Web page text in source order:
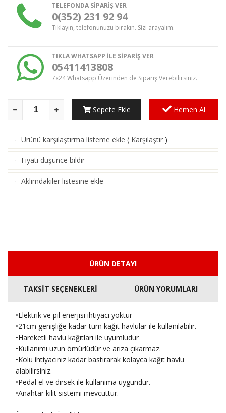
TELEFONDA SİPARİŞ VER
0(352) 231 92 94
Tıklayın, telefonunuzu bırakın. Sizi arayalım.
TIKLA WHATSAPP İLE SİPARİŞ VER
05411413808
7x24 Whatsapp Üzerinden de Sipariş Verebilirsiniz.
Sepete Ekle Hemen Al
· Ürünü karşılaştırma listeme ekle ( Karşılaştır )
· Fiyatı düşünce bildir
· Aklımdakiler listesine ekle
ÜRÜN DETAYI
TAKSİT SEÇENEKLERİ ÜRÜN YORUMLARI
•Elektrik ve pil enerjisi ihtiyacı yoktur
•21cm genişliğe kadar tüm kağıt havlular ile kullanılabilir.
•Hareketli havlu kağıtları ile uyumludur
•Kullanımı uzun ömürlüdür ve arıza çıkarmaz.
•Kolu ihtiyacınız kadar bastırarak kolayca kağıt havlu
alabilirsiniz.
•Pedal el ve dirsek ile kullanıma uygundur.
•Anahtar kilit sistemi mevcuttur.